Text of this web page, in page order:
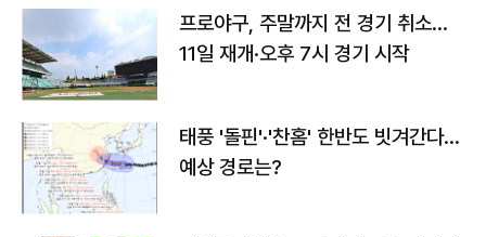
프로야구, 주말까지 전 경기 취소…
11일 재개·오후 7시 경기 시작
태풍 '돌핀'·'찬홈' 한반도 빗겨간다…
예상 경로는?